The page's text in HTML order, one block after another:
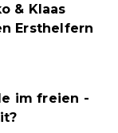
& Klaas
Ersthelfern
im freien -